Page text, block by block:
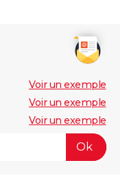
Voir un exemple
Voir un exemple
Voir un exemple